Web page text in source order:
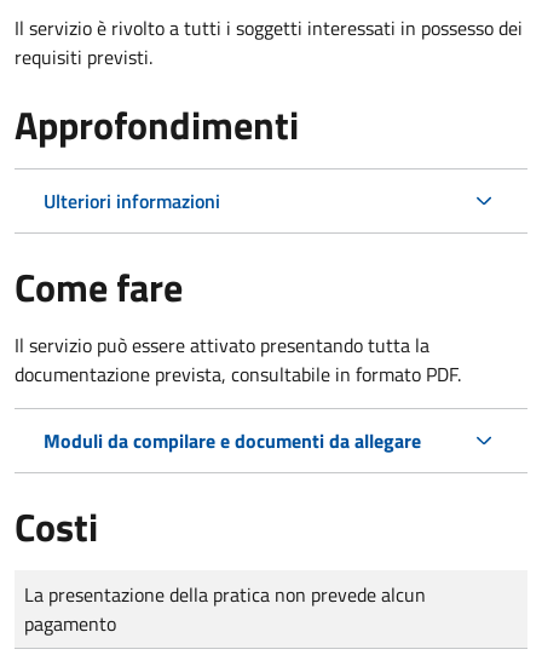
Il servizio è rivolto a tutti i soggetti interessati in possesso dei
requisiti previsti.
Approfondimenti
Ulteriori informazioni
Come fare
Il servizio può essere attivato presentando tutta la
documentazione prevista, consultabile in formato PDF.
Moduli da compilare e documenti da allegare
Costi
Tipo di pagamento
Importo
La presentazione della pratica non prevede alcun
pagamento